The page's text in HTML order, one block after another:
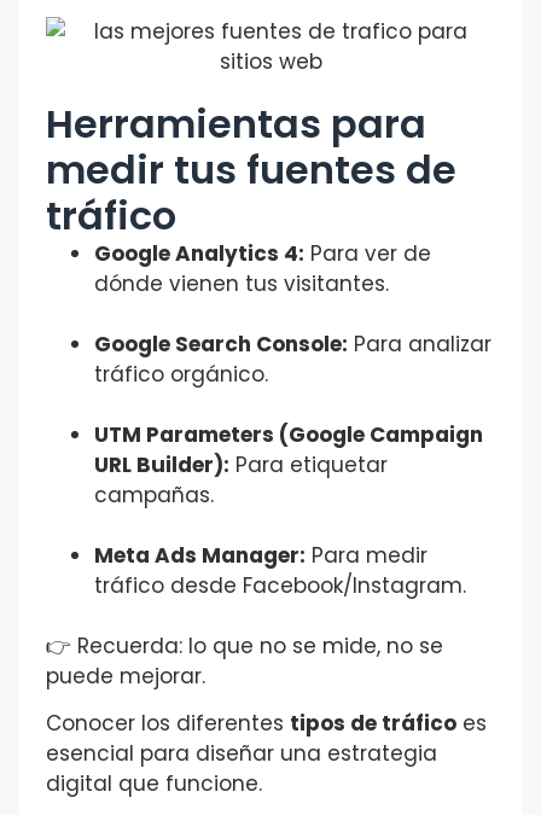
Herramientas para
medir tus fuentes de
tráfico
Google Analytics 4: Para ver de
dónde vienen tus visitantes.
Google Search Console: Para analizar
tráfico orgánico.
UTM Parameters (Google Campaign
URL Builder): Para etiquetar
campañas.
Meta Ads Manager: Para medir
tráfico desde Facebook/Instagram.
👉 Recuerda: lo que no se mide, no se
puede mejorar.
Conocer los diferentes tipos de tráfico es
esencial para diseñar una estrategia
digital que funcione.